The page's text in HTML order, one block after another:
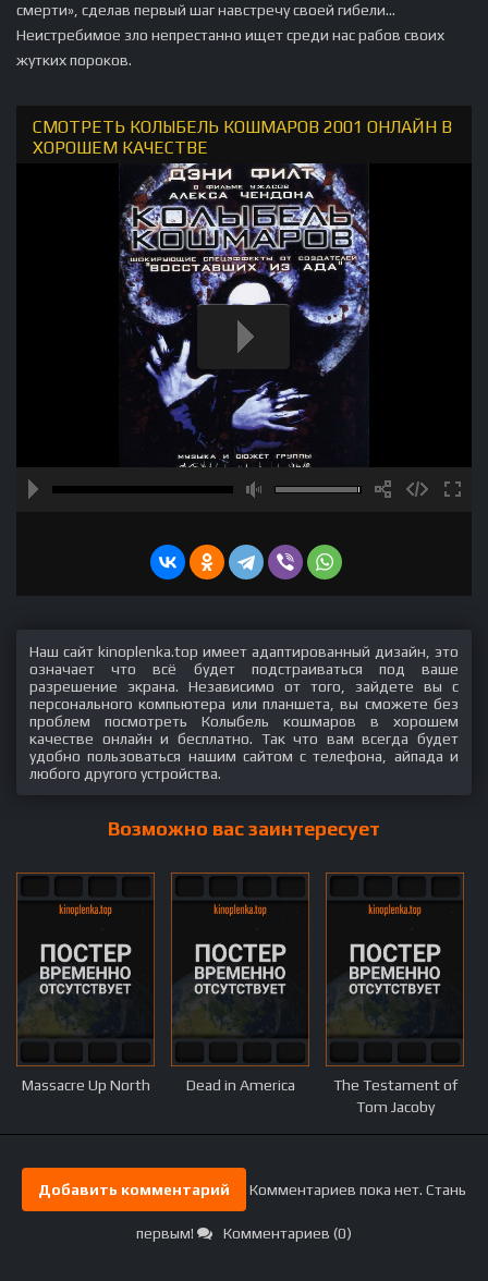
смерти», сделав первый шаг навстречу своей гибели...
Неистребимое зло непрестанно ищет среди нас рабов своих
жутких пороков.
СМОТРЕТЬ КОЛЫБЕЛЬ КОШМАРОВ 2001 ОНЛАЙН В
ХОРОШЕМ КАЧЕСТВЕ
Наш сайт kinoplenka.top имеет адаптированный дизайн, это
означает что всё будет подстраиваться под ваше
разрешение экрана. Независимо от того, зайдете вы с
персонального компьютера или планшета, вы сможете без
проблем посмотреть Колыбель кошмаров в хорошем
качестве онлайн и бесплатно. Так что вам всегда будет
удобно пользоваться нашим сайтом с телефона, айпада и
любого другого устройства.
Возможно вас заинтересует
Massacre Up North Dead in America
The Testament of
Tom Jacoby
Добавить комментарий Комментариев пока нет. Стань
первым! Комментариев (0)